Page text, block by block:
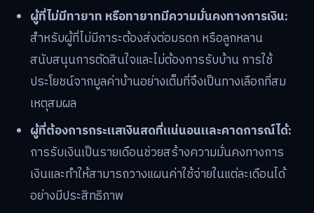
ผู้ที่ไม่มีทายาท หรือทายาทมีความมั่นคงทางการเงิน:
สำหรับผู้ที่ไม่มีภาระต้องส่งต่อมรดก หรือลูกหลาน
สนับสนุนการตัดสินใจและไม่ต้องการรับบ้าน การใช้
ประโยชน์จากมูลค่าบ้านอย่างเต็มที่จึงเป็นทางเลือกที่สม
เหตุสมผล
ผู้ที่ต้องการกระแสเงินสดที่แน่นอนและคาดการณ์ได้:
การรับเงินเป็นรายเดือนช่วยสร้างความมั่นคงทางการ
เงินและทำให้สามารถวางแผนค่าใช้จ่ายในแต่ละเดือนได้
อย่างมีประสิทธิภาพ